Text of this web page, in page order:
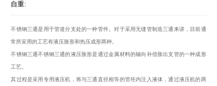
自重:
不锈钢三通是用于管道分支处的一种管件。对于采用无缝管制造三通来讲，目前通
常所采用的工艺有液压胀形和热压成形两种。
不锈钢三通不锈钢三通的液压胀形是通过金属材料的轴向补偿胀出支管的一种成形
工艺。
其过程是采用专用液压机，将与三通直径相等的管坯内注入液体，通过液压机的两